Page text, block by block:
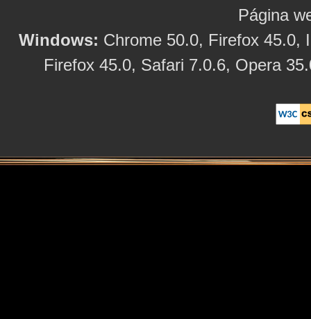
Página
Windows: Chrome 50.0, Firefox 45.0,
Firefox 45.0, Safari 7.0.6, Opera